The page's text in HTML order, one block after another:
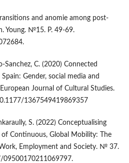
and anomie among post-
Young. №15. P. 49-69.
Sanchez, C. (2020) Connected
Gender, social media and
Journal of Cultural Studies.
1367549419869357
S. (2022) Conceptualising
of Continuous, Global Mobility: The
Employment and Society. № 37.
09500170211069797.